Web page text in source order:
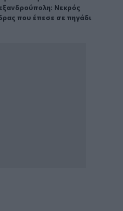
Νεκρός
που έπεσε σε πηγάδι